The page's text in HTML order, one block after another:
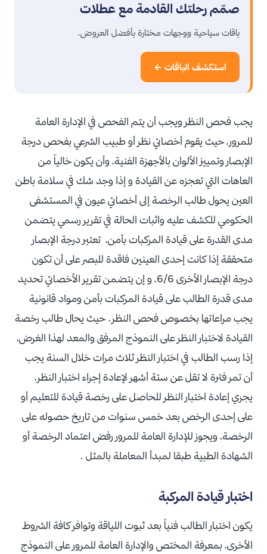
صمّم رحلتك القادمة مع عطلات
باقات سياحية ووجهات مختارة بأفضل العروض.
استكشف الباقات ←
يجب فحص النظر ويجب أن يتم الفحص في الإدارة العامة
للمرور، حيث يقوم أخصائي نظر أو طبيب الشرعي بفحص درجة
الإبصار وتمييز الألوان بالأجهزة الفنية، وأن يكون خالياً من
العاهات التي تعجزه عن القيادة و إذا وجد شك في سلامة باطن
العين يحول طالب الرخصة إلى أخصائي عيون في المستشفى
الحكومي للكشف عليه واثبات الحالة في تقرير رسمي يتضمن
مدى القدرة على قيادة المركبات بأمن، تعتبر درجة الإبصار
متحققة إذا كانت إحدى العينين فاقدة للبصر على أن تكون
درجة الإبصار الأخرى 6/6، و إن يتضمن تقرير الأخصائي تحديد
مدى قدرة الطالب على قيادة المركبات بأمن ومواد قانونية
يجب مراعاتها بخصوص فحص النظر. حيث يحال طالب رخصة
القيادة لاختبار النظر على النموذج المرفق والمعد لهذا الغرض،
إذا رسب الطالب في اختبار النظر ثلاث مرات خلال السنة يجب
أن تمر فترة لا تقل عن ستة أشهر لإعادة إجراء اختبار النظر،
يجري إعادة اختبار النظر للحاصل على رخصة قيادة للتعليم أو
على إحدى الرخص بعد خمس سنوات من تاريخ حصوله على
الرخصة، ويجوز للإدارة العامة للمرور رفض اعتماد الرخصة أو
الشهادة الطبية طبقا لمبدأ المعاملة بالمثل .
اختبار قيادة المركبة
يكون اختبار الطالب فنياً بعد ثبوت اللياقة وتوافر كافة الشروط
الأخرى، بمعرفة المختص والإدارة العامة للمرور على النموذج